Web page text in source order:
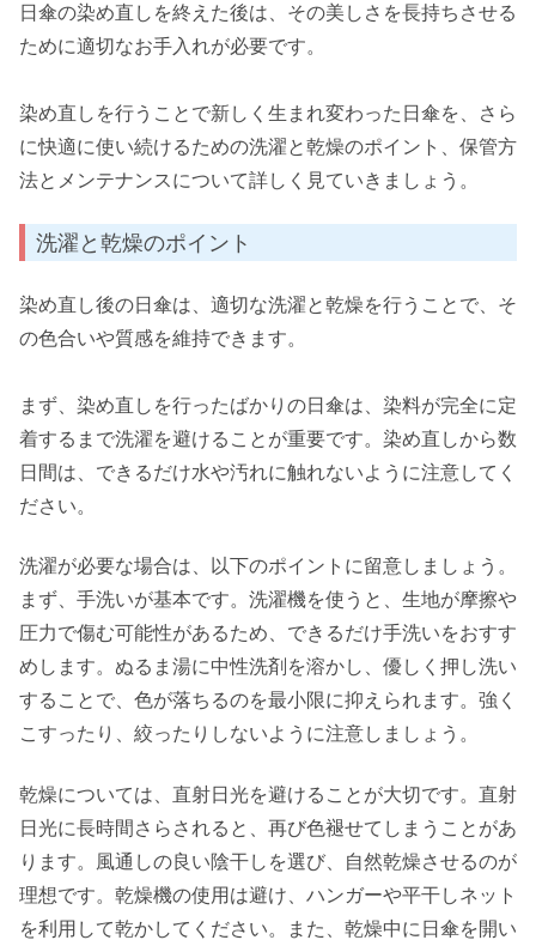
日傘の染め直しを終えた後は、その美しさを長持ちさせる
ために適切なお手入れが必要です。
染め直しを行うことで新しく生まれ変わった日傘を、さら
に快適に使い続けるための洗濯と乾燥のポイント、保管方
法とメンテナンスについて詳しく見ていきましょう。
洗濯と乾燥のポイント
染め直し後の日傘は、適切な洗濯と乾燥を行うことで、そ
の色合いや質感を維持できます。
まず、染め直しを行ったばかりの日傘は、染料が完全に定
着するまで洗濯を避けることが重要です。染め直しから数
日間は、できるだけ水や汚れに触れないように注意してく
ださい。
洗濯が必要な場合は、以下のポイントに留意しましょう。
まず、手洗いが基本です。洗濯機を使うと、生地が摩擦や
圧力で傷む可能性があるため、できるだけ手洗いをおすす
めします。ぬるま湯に中性洗剤を溶かし、優しく押し洗い
することで、色が落ちるのを最小限に抑えられます。強く
こすったり、絞ったりしないように注意しましょう。
乾燥については、直射日光を避けることが大切です。直射
日光に長時間さらされると、再び色褪せてしまうことがあ
ります。風通しの良い陰干しを選び、自然乾燥させるのが
理想です。乾燥機の使用は避け、ハンガーや平干しネット
を利用して乾かしてください。また、乾燥中に日傘を開い